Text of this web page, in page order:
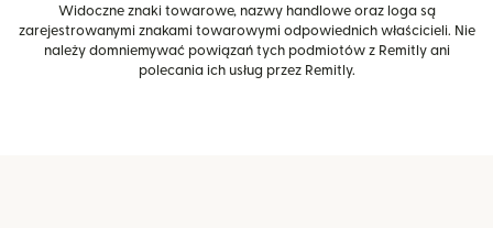
Widoczne znaki towarowe, nazwy handlowe oraz loga są
zarejestrowanymi znakami towarowymi odpowiednich właścicieli. Nie
należy domniemywać powiązań tych podmiotów z Remitly ani
polecania ich usług przez Remitly.